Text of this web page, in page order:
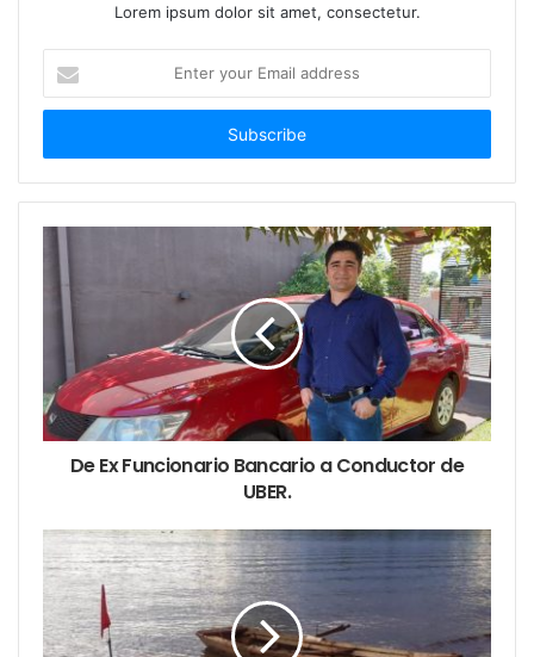
Lorem ipsum dolor sit amet, consectetur.
t
r
y
a
d
s
s
De Ex Funcionario Bancario a Conductor de
UBER.